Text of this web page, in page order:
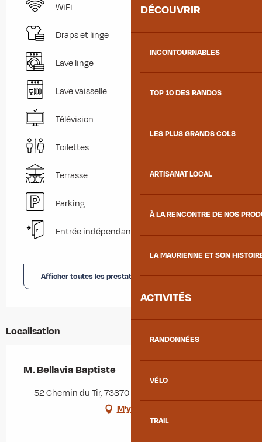
DÉCOUVRIR
INCONTOURNABLES
TOP 10 DES RANDOS
LES PLUS GRANDS COLS
ARTISANAT LOCAL
À LA RENCONTRE DE NOS
LA MAURIENNE ET SON
ACTIVITÉS
RANDONNÉES
VÉLO
TRAIL
WiFi
Draps et linge
Lave linge
Lave vaisselle
Télévision
Toilettes
Terrasse
Parking
Entrée indépendante
Afficher toutes les prestations
Localisation
M. Bellavia Baptiste
52 Chemin du Tir, 73870 Saint-Julien-Mont-Denis
M'y rendre